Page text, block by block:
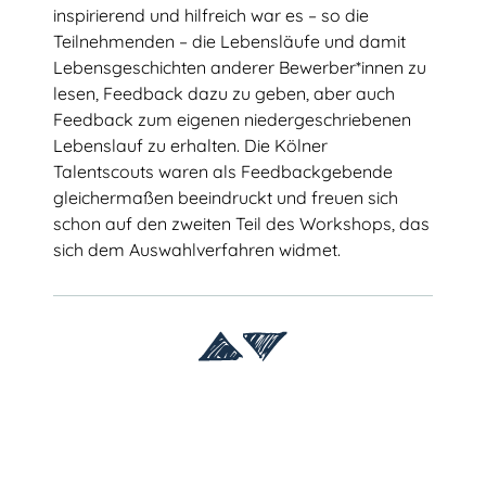
Team Köln
Kooperationsschulen
Kontakt
inspirierend und hilfreich war es – so die
Teilnehmenden – die Lebensläufe und damit
Lebensgeschichten anderer Bewerber*innen zu
lesen, Feedback dazu zu geben, aber auch
Feedback zum eigenen niedergeschriebenen
Lebenslauf zu erhalten. Die Kölner
Talentscouts waren als Feedbackgebende
gleichermaßen beeindruckt und freuen sich
schon auf den zweiten Teil des Workshops, das
sich dem Auswahlverfahren widmet.